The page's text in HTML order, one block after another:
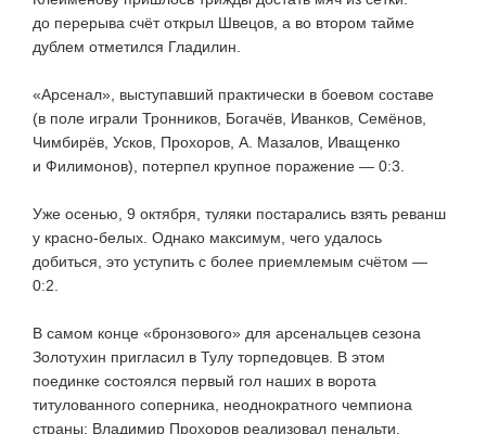
до перерыва счёт открыл Швецов, а во втором тайме
дублем отметился Гладилин.
«Арсенал», выступавший практически в боевом составе
(в поле играли Тронников, Богачёв, Иванков, Семёнов,
Чимбирёв, Усков, Прохоров, А. Мазалов, Иващенко
и Филимонов), потерпел крупное поражение — 0:3.
Уже осенью, 9 октября, туляки постарались взять реванш
у красно-белых . Однако максимум, чего удалось
добиться, это уступить с более приемлемым счётом —
0:2.
В самом конце «бронзового» для арсенальцев сезона
Золотухин пригласил в Тулу торпедовцев. В этом
поединке состоялся первый гол наших в ворота
титулованного соперника, неоднократного чемпиона
страны: Владимир Прохоров реализовал пенальти.